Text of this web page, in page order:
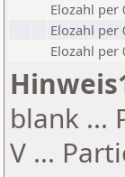
Elozahl per
Elozahl per
Elozahl per
blank ...
V ...